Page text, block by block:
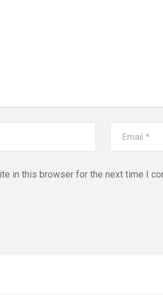
in this browser for the next time I